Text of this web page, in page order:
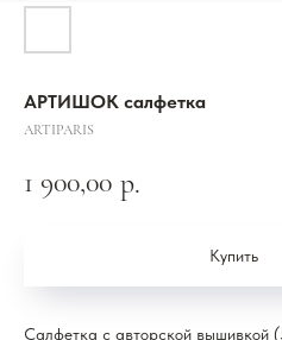
АРТИШОК салфетка
ARTIPARIS
1 900,00 р.
Купить
Салфетка с авторской вышивкой